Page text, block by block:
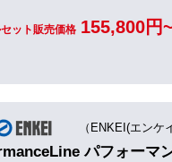
ット販売価格 155,800円~
（ENKEI(エンケ
パフォーマ